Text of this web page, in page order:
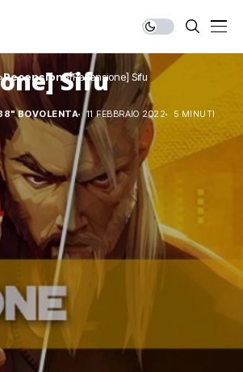
Recensioni [Recensione] Sifu
Sifu
BOVOLENTA 11 FEBBRAIO 2022 5 MINUTI